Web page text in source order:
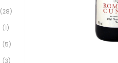
(28)
(1)
(5)
(3)